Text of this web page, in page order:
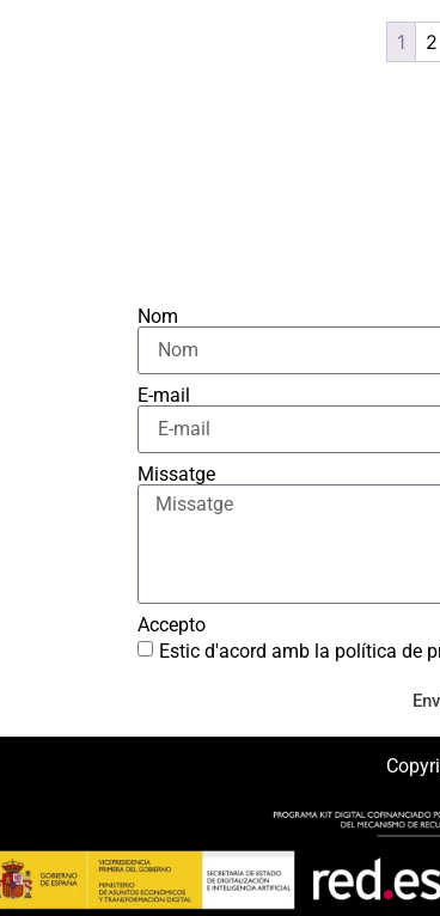
1 2
Nom
E-mail
Missatge
Accepto
Estic d'acord amb la política de